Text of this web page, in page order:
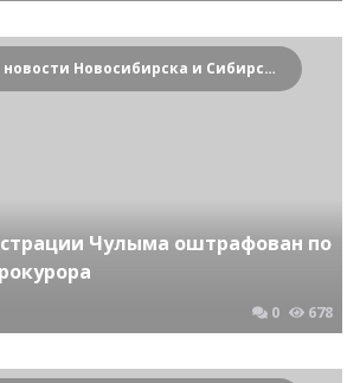
Криминальные новости Новосибирска и Сибирского региона
Чулыма оштрафован по
0 678